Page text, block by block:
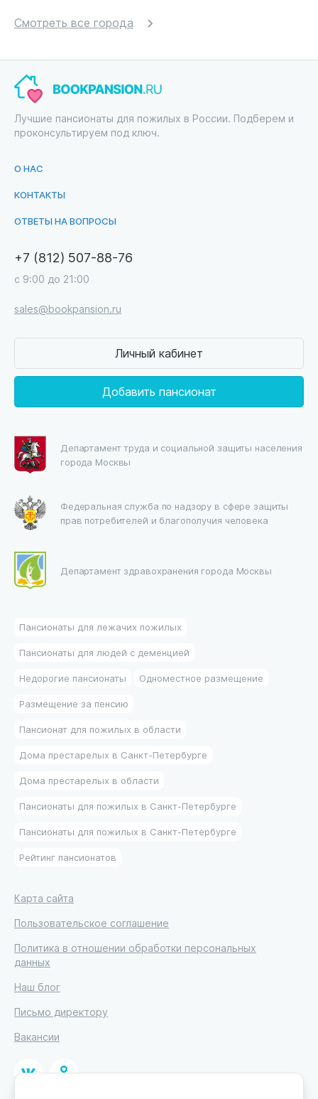
Смотреть все города
Лучшие пансионаты для пожилых в России. Подберем и
проконсультируем под ключ.
О НАС
КОНТАКТЫ
ОТВЕТЫ НА ВОПРОСЫ
+7 (812) 507-88-76
с 9:00 до 21:00
sales@bookpansion.ru
Личный кабинет
Добавить пансионат
Департамент труда и социальной защиты населения
города Москвы
Федеральная служба по надзору в сфере защиты
прав потребителей и благополучия человека
Департамент здравохранения города Москвы
Пансионаты для лежачих пожилых
Пансионаты для людей с деменцией
Недорогие пансионаты Одноместное размещение
Размещение за пенсию
Пансионат для пожилых в области
Дома престарелых в Санкт-Петербурге
Дома престарелых в области
Пансионаты для пожилых в Санкт-Петербурге
Пансионаты для пожилых в Санкт-Петербурге
Рейтинг пансионатов
Карта сайта
Пользовательское соглашение
Политика в отношении обработки персональных
данных
Наш блог
Письмо директору
Вакансии